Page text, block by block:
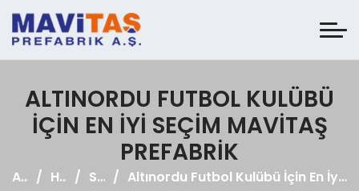
ALTINORDU FUTBOL KULÜBÜ
İÇIN EN İYI SEÇIM MAVITAŞ
PREFABRIK
Anasayfa Haberler Sosyal Medya Altınordu Futbol Kulübü İçin En İyi Seçim Mavitaş Prefabrik